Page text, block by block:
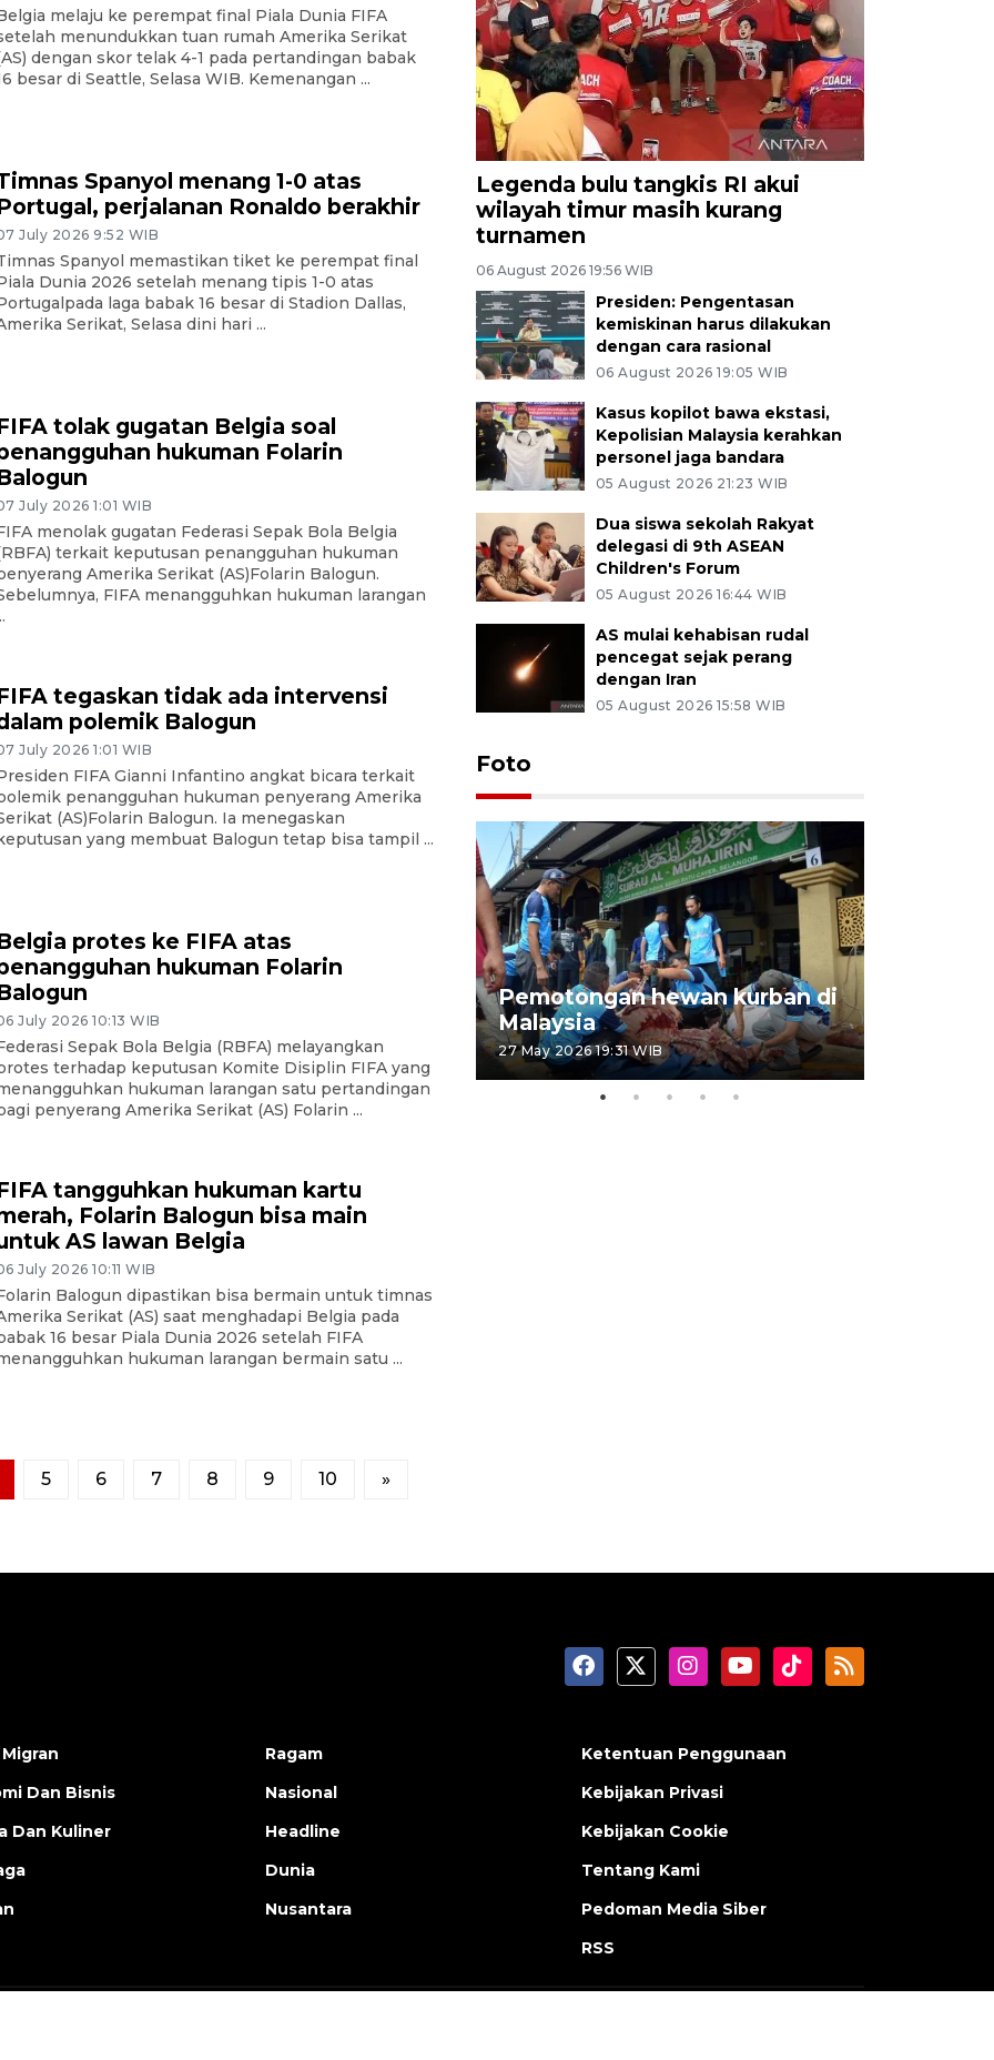
melaju ke perempat final Piala Dunia FIFA
menundukkan tuan rumah Amerika Serikat
dengan skor telak 4-1 pada pertandingan babak
besar di Seattle, Selasa WIB. Kemenangan ...
Spanyol menang 1-0 atas
perjalanan Ronaldo berakhir
July 2026 9:52 WIB
Spanyol memastikan tiket ke perempat final
Dunia 2026 setelah menang tipis 1-0 atas
laga babak 16 besar di Stadion Dallas,
Serikat, Selasa dini hari ...
tolak gugatan Belgia soal
hukuman Folarin
July 2026 1:01 WIB
menolak gugatan Federasi Sepak Bola Belgia
terkait keputusan penangguhan hukuman
Amerika Serikat (AS)Folarin Balogun.
FIFA menangguhkan hukuman larangan
tegaskan tidak ada intervensi
polemik Balogun
July 2026 1:01 WIB
FIFA Gianni Infantino angkat bicara terkait
penangguhan hukuman penyerang Amerika
(AS)Folarin Balogun. Ia menegaskan
yang membuat Balogun tetap bisa tampil ...
protes ke FIFA atas
hukuman Folarin
July 2026 10:13 WIB
Sepak Bola Belgia (RBFA) melayangkan
terhadap keputusan Komite Disiplin FIFA yang
hukuman larangan satu pertandingan
penyerang Amerika Serikat (AS) Folarin ...
tangguhkan hukuman kartu
Folarin Balogun bisa main
AS lawan Belgia
July 2026 10:11 WIB
Balogun dipastikan bisa bermain untuk timnas
Serikat (AS) saat menghadapi Belgia pada
16 besar Piala Dunia 2026 setelah FIFA
hukuman larangan bermain satu ...
5 6 7 8 9 10 »
Legenda bulu tangkis RI akui
wilayah timur masih kurang
turnamen
06 August 2026 19:56 WIB
Presiden: Pengentasan
kemiskinan harus dilakukan
dengan cara rasional
06 August 2026 19:05 WIB
Kasus kopilot bawa ekstasi,
Kepolisian Malaysia kerahkan
personel jaga bandara
05 August 2026 21:23 WIB
Dua siswa sekolah Rakyat
delegasi di 9th ASEAN
Children's Forum
05 August 2026 16:44 WIB
AS mulai kehabisan rudal
pencegat sejak perang
dengan Iran
05 August 2026 15:58 WIB
Foto
Tarawih di Malaysia
19 February 2026 19:47 WIB
Pemotongan hewan kurban di
Malaysia
27 May 2026 19:31 WIB
Dan Bisnis
Dan Kuliner
Ragam
Nasional
Headline
Dunia
Nusantara
Ketentuan Penggunaan
Kebijakan Privasi
Kebijakan Cookie
Tentang Kami
Pedoman Media Siber
RSS